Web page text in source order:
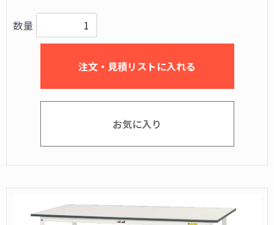
数量
注文・見積リストに入れる
お気に入り